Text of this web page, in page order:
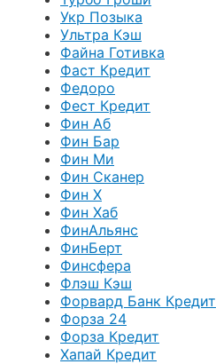
Укр Позыка
Ультра Кэш
Файна Готивка
Фаст Кредит
Федоро
Фест Кредит
Фин Аб
Фин Бар
Фин Ми
Фин Сканер
Фин Х
Фин Хаб
ФинАльянс
ФинБерт
Финсфера
Флэш Кэш
Форвард Банк Кредит
Форза 24
Форза Кредит
Хапай Кредит